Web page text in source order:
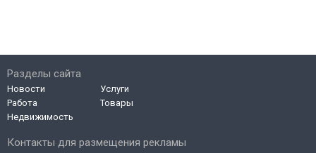
Контакты для размещения рекламы
Разделы сайта
Новости
Работа
Недвижимость
Услуги
Товары